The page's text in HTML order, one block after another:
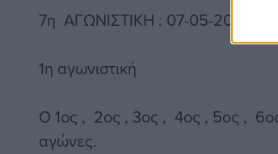
7η ΑΓΩΝΙΣΤΙΚΗ : 07-05-2016
1η αγωνιστική
Ο 1ος , 2ος , 3ος , 4ος , 5ος ,
αγώνες.